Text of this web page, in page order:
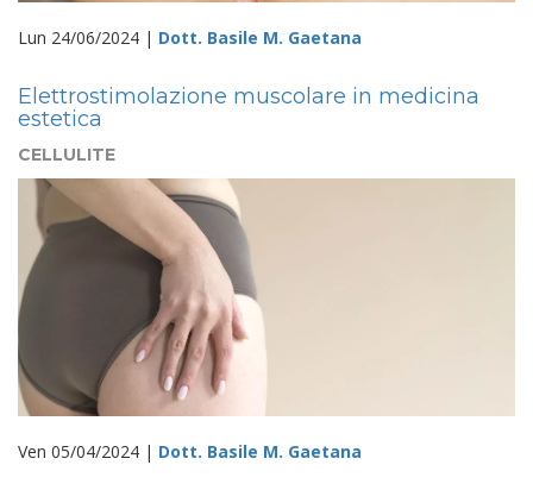
Lun 24/06/2024 | Dott. Basile M. Gaetana
Elettrostimolazione muscolare in medicina
estetica
CELLULITE
Ven 05/04/2024 | Dott. Basile M. Gaetana